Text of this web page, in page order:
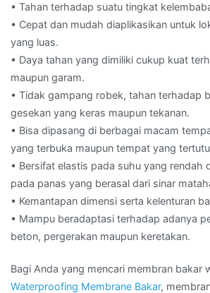
• Tahan terhadap suatu tingkat
• Cepat dan mudah diaplikasikan untuk
yang luas.
• Daya tahan yang dimiliki cukup kuat
maupun garam.
• Tidak gampang robek, tahan terhadap
gesekan yang keras maupun tekanan.
• Bisa dipasang di berbagai macam
yang terbuka maupun tempat yang
• Bersifat elastis pada suhu yang rendah
pada panas yang berasal dari sinar
• Kemantapan dimensi serta kelenturan
• Mampu beradaptasi terhadap adanya
beton, pergerakan maupun keretakan.
Bagi Anda yang mencari membran bakar
Waterproofing Membrane Bakar,